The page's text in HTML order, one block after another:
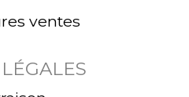
ventes